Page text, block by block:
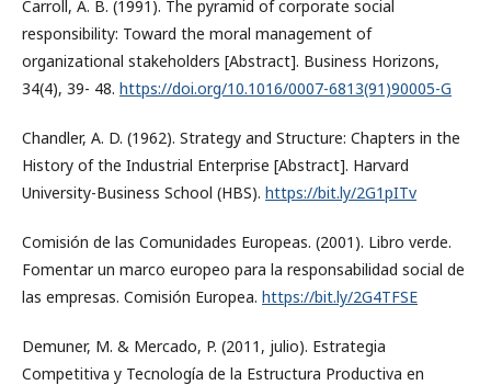
Carroll, A. B. (1991). The pyramid of corporate social
responsibility: Toward the moral management of
organizational stakeholders [Abstract]. Business Horizons,
34(4), 39- 48. https://doi.org/10.1016/0007-6813(91)90005-G
Chandler, A. D. (1962). Strategy and Structure: Chapters in the
History of the Industrial Enterprise [Abstract]. Harvard
University-Business School (HBS). https://bit.ly/2G1pITv
Comisión de las Comunidades Europeas. (2001). Libro verde.
Fomentar un marco europeo para la responsabilidad social de
las empresas. Comisión Europea. https://bit.ly/2G4TFSE
Demuner, M. & Mercado, P. (2011, julio). Estrategia
Competitiva y Tecnología de la Estructura Productiva en